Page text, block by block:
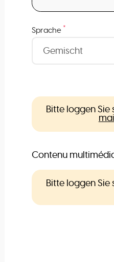
Sprache *
Bitte loggen Sie
Contenu
Bitte loggen Sie